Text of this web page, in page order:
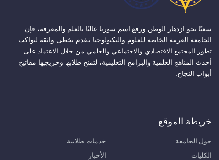
سعيًا نحو ازدهار الوطن ورفع اسم سوريا عاليًا بالعلم والمعرفة، فإن
الجامعة العربية الخاصة للعلوم والتكنولوجيا تتقدم بخطى واثقة لتواكب
تطور المجتمع الاقتصادي والاجتماعي والعلمي من خلال الاعتماد على
أحدث المناهج العلمية والبرامج التعليمية، لتمنح طلابها وخريجيها مفاتيح
أبواب النجاح.
خريطة الموقع
حول الجامعة
الكليات
خدمات طلابية
الأخبار